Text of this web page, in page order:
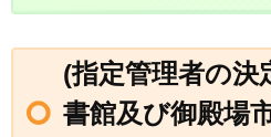
(指定管理者の決
書館及び御殿場